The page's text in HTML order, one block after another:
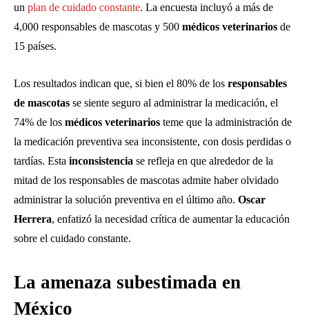
un plan de cuidado constante. La encuesta incluyó a más de
4,000 responsables de mascotas y 500 médicos veterinarios de
15 países.
Los resultados indican que, si bien el 80% de los responsables
de mascotas se siente seguro al administrar la medicación, el
74% de los médicos veterinarios teme que la administración de
la medicación preventiva sea inconsistente, con dosis perdidas o
tardías. Esta inconsistencia se refleja en que alrededor de la
mitad de los responsables de mascotas admite haber olvidado
administrar la solución preventiva en el último año. Oscar
Herrera, enfatizó la necesidad crítica de aumentar la educación
sobre el cuidado constante.
La amenaza subestimada en
México